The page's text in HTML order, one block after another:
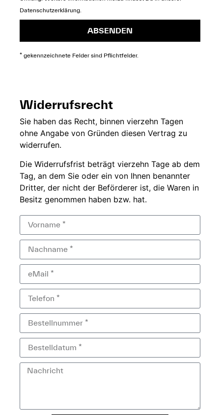
Datenschutzerklärung
ABSENDEN
* gekennzeichnete Felder sind Pflichtfelder.
Widerrufsrecht
Sie haben das Recht, binnen vierzehn Tagen
ohne Angabe von Gründen diesen Vertrag zu
widerrufen.
Die Widerrufsfrist beträgt vierzehn Tage ab dem
Tag, an dem Sie oder ein von Ihnen benannter
Dritter, der nicht der Beförderer ist, die Waren in
Besitz genommen haben bzw. hat.